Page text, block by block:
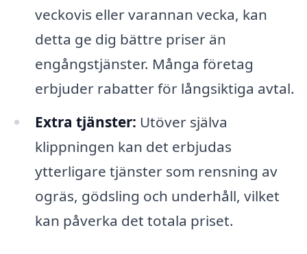
veckovis eller varannan vecka, kan
detta ge dig bättre priser än
engångstjänster. Många företag
erbjuder rabatter för långsiktiga avtal.
Extra tjänster: Utöver själva
klippningen kan det erbjudas
ytterligare tjänster som rensning av
ogräs, gödsling och underhåll, vilket
kan påverka det totala priset.